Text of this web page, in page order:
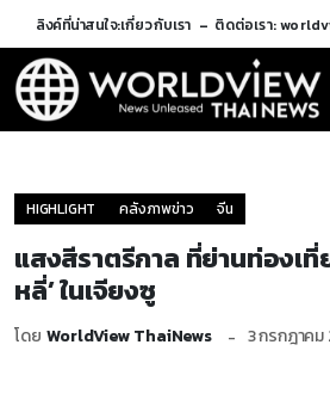
ลิงค์ที่น่าสนใจ:เกี่ยวกับเรา ติดต่อเรา:
HIGHLIGHT คลังภาพข่าว จีน
แสงสีราตรีกาล ที่ย่านท่องเที่
หลี่’ ในเจียงซู
โดย WorldView ThaiNews 3 กรกฎาคม